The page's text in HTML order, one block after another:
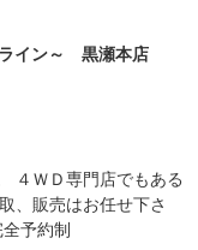
イン～ 黒瀬本店
４ＷＤ専門店でもある
、販売はお任せ下さ
予約制